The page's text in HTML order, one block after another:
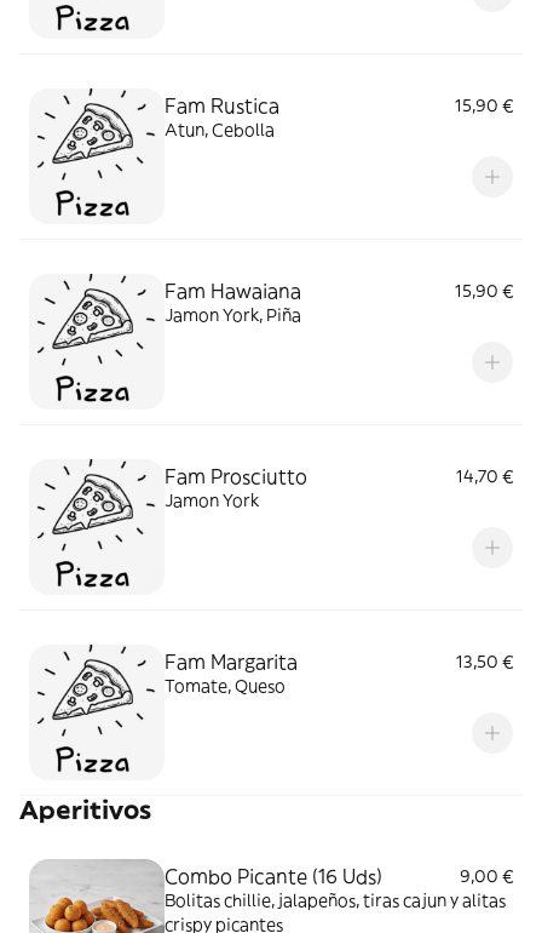
Fam Rustica
15,90 €
Atun, Cebolla
Fam Hawaiana
15,90 €
Jamon York, Piña
Fam Prosciutto
14,70 €
Jamon York
Fam Margarita
13,50 €
Tomate, Queso
Aperitivos
Combo Picante (16 Uds)
9,00 €
Bolitas chillie, jalapeños, tiras cajun y alitas
crispy picantes